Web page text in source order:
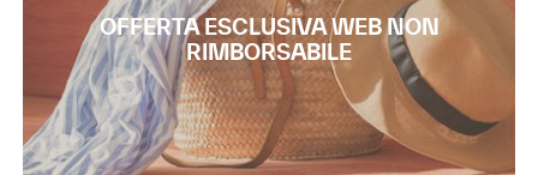
OFFERTA ESCLUSIVA WEB NON
RIMBORSABILE